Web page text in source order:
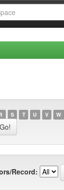
S T U V W
Record: